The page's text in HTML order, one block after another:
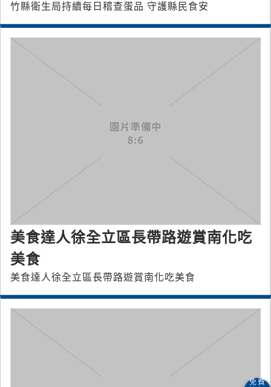
竹縣衛生局持續每日稽查蛋品 守護縣民食安
美食達人徐全立區長帶路遊賞南化吃
美食
美食達人徐全立區長帶路遊賞南化吃美食